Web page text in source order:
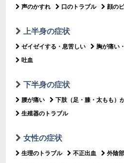
声のかすれ
口のトラブル 顔の
上半身の症状
ゼイゼイする・息苦しい 胸が痛い
吐血
下半身の症状
腰が痛い 下肢（足・膝・太もも）
生殖器のトラブル
女性の症状
生理のトラブル 不正出血 外陰